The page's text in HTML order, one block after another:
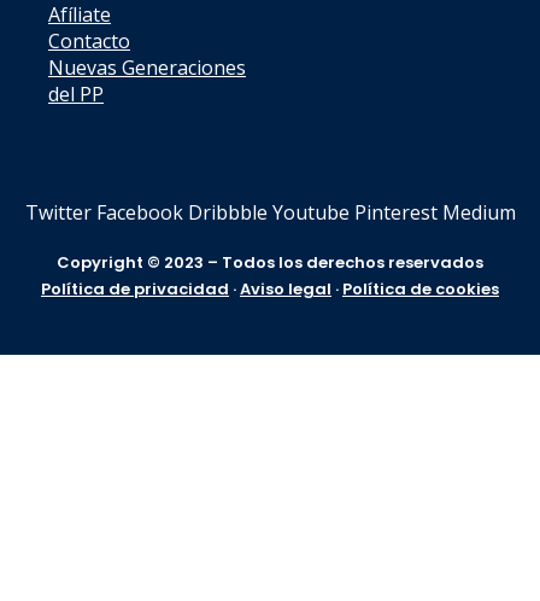
Afíliate
Contacto
Nuevas Generaciones
del PP
Twitter Facebook Dribbble Youtube Pinterest Medium
Copyright © 2023 – Todos los derechos reservados
Política de privacidad ·Aviso legal · Política de cookies